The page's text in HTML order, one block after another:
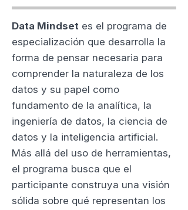
Data Mindset es el programa de
especialización que desarrolla la
forma de pensar necesaria para
comprender la naturaleza de los
datos y su papel como
fundamento de la analítica, la
ingeniería de datos, la ciencia de
datos y la inteligencia artificial.
Más allá del uso de herramientas,
el programa busca que el
participante construya una visión
sólida sobre qué representan los